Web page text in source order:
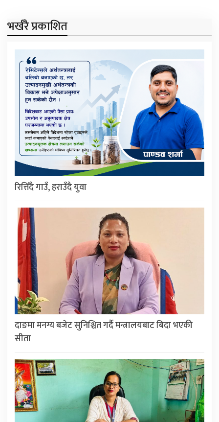
भर्खरै प्रकाशित
रित्तिँदै गाउँ, हराउँदै युवा
दाङमा मनग्य बजेट सुनिश्चित गर्दै मन्त्रालयबाट बिदा भएकी
सीता